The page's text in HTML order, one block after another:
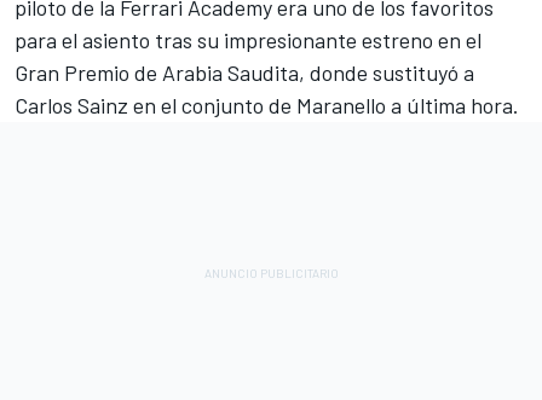
piloto de la Ferrari Academy era uno de los favoritos
para el asiento tras su impresionante estreno en el
Gran Premio de Arabia Saudita, donde sustituyó a
Carlos Sainz en el conjunto de Maranello a última hora.